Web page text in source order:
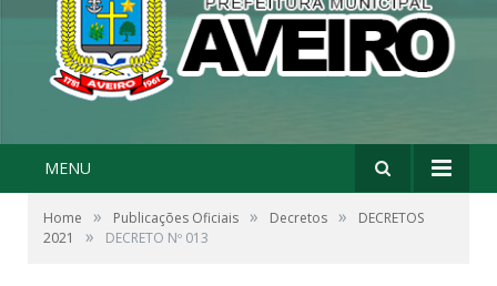
MENU
Home » Publicações Oficiais » Decretos »
DECRETOS
2021
» DECRETO Nº 013